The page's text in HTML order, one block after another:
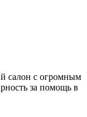
салон с огромным
за помощь в